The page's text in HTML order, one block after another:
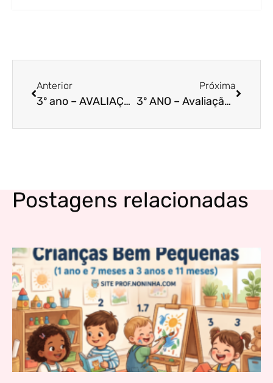
Anterior
3º ano – AVALIAÇÃO BIMESTRAL DE HISTÓRIA – 4º bimestre
Próxima
3º ANO – Avaliação bimestral de língua portuguesa – 4º BIMESTRE
Postagens relacionadas